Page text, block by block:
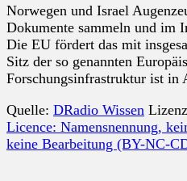
Norwegen und Israel
Dokumente sammeln und im
Die EU fördert das mit
Sitz der so genannten
Forschungsinfrastruktur ist in
Quelle: DRadio Wissen
Licence: Namensnennung,
keine Bearbeitung (BY-NC-